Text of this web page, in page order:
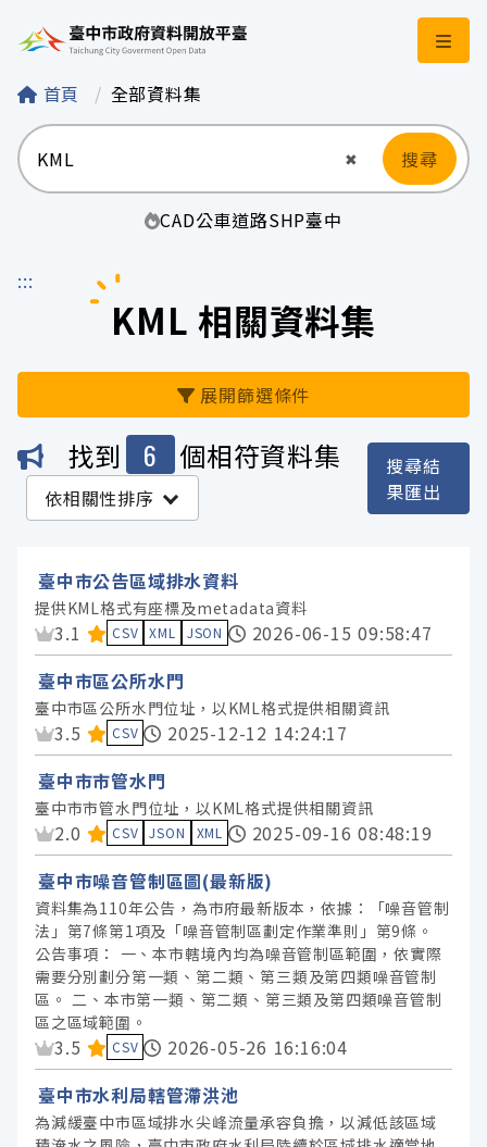
臺中市政府資料開
首頁 全部資料集
✖ 清空輸入
搜尋
CAD公車道路SHP臺中
:::
KML 相關資料集
展開篩選條件
機關
服務分類
格式
標籤
授權
找到 6 個相符資料集
依相關性排序
搜尋結
果匯出
臺中市公告區域排水資料
提供KML格式有座標及metadata資料
資料集評分：
3.1 CSV XML JSON
2026-06-15 09:58:47
臺中市區公所水門
臺中市區公所水門位址，以KML格式提供相關資訊
資料集評分：
3.5 CSV
2025-12-12 14:24:17
臺中市市管水門
臺中市市管水門位址，以KML格式提供相關資訊
資料集評分：
2.0 CSV JSON XML
2025-09-16 08:48:19
臺中市噪音管制區圖(最新版)
資料集為110年公告，為市府最新版本，依據：「噪音管制
法」第7條第1項及「噪音管制區劃定作業準則」第9條。
公告事項： 一、本市轄境內均為噪音管制區範圍，依實際
需要分別劃分第一類、第二類、第三類及第四類噪音管制
區。 二、本市第一類、第二類、第三類及第四類噪音管制
區之區域範圍。
資料集評分：
3.5 CSV
2026-05-26 16:16:04
臺中市水利局轄管滯洪池
為減緩臺中市區域排水尖峰流量承容負擔，以減低該區域